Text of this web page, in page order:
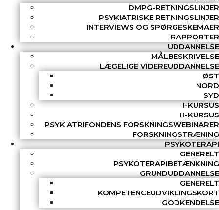
DMPG-RETNINGSLINJER
PSYKIATRISKE RETNINGSLINJER
INTERVIEWS OG SPØRGESKEMAER
RAPPORTER
UDDANNELSE
MÅLBESKRIVELSE
LÆGELIGE VIDEREUDDANNELSE
ØST
NORD
SYD
I-KURSUS
H-KURSUS
PSYKIATRIFONDENS FORSKNINGSWEBINARER
FORSKNINGSTRÆNING
PSYKOTERAPI
GENERELT
PSYKOTERAPIBETÆNKNING
GRUNDUDDANNELSE
GENERELT
KOMPETENCEUDVIKLINGSKORT
GODKENDELSE